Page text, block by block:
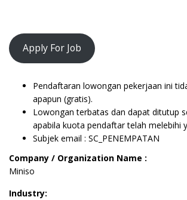
Apply For Job
Pendaftaran lowongan pekerjaan ini
apapun (gratis).
Lowongan terbatas dan dapat ditutup
apabila kuota pendaftar telah melebihi
Subjek email : SC_PENEMPATAN
Company / Organization Name :
Miniso
Industry: